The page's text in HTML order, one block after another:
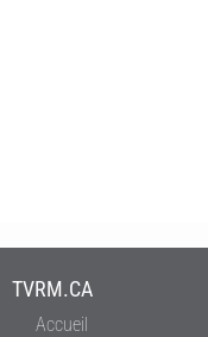
TVRM.CA
Accueil